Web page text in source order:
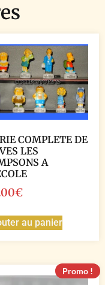
COMPLETE DE
LES
A
€
au panier
Promo !